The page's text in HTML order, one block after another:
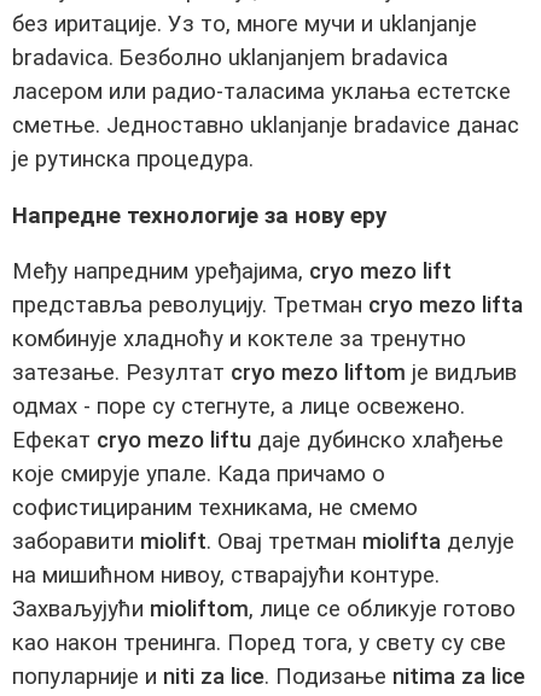
без иритације. Уз то, многе мучи и uklanjanje
bradavica. Безболно uklanjanjem bradavica
ласером или радио-таласима уклања естетске
сметње. Једноставно uklanjanje bradavice данас
је рутинска процедура.
Напредне технологије за нову еру
Међу напредним уређајима, cryo mezo lift
представља револуцију. Третман cryo mezo lifta
комбинује хладноћу и коктеле за тренутно
затезање. Резултат cryo mezo liftom је видљив
одмах - поре су стегнуте, а лице освежено.
Ефекат cryo mezo liftu даје дубинско хлађење
које смирује упале. Када причамо о
софистицираним техникама, не смемо
заборавити miolift. Oвај третман miolifta делује
на мишићном нивоу, стварајући контуре.
Захваљујући mioliftom, лице се обликује готово
као након тренинга. Поред тога, у свету су све
популарније и niti za lice. Подизање nitima za lice